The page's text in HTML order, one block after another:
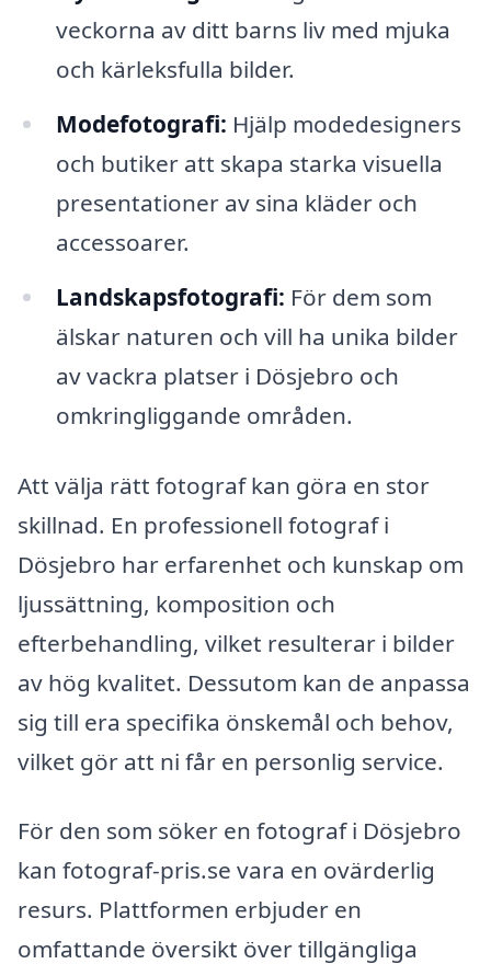
veckorna av ditt barns liv med mjuka
och kärleksfulla bilder.
Modefotografi: Hjälp modedesigners
och butiker att skapa starka visuella
presentationer av sina kläder och
accessoarer.
Landskapsfotografi: För dem som
älskar naturen och vill ha unika bilder
av vackra platser i Dösjebro och
omkringliggande områden.
Att välja rätt fotograf kan göra en stor
skillnad. En professionell fotograf i
Dösjebro har erfarenhet och kunskap om
ljussättning, komposition och
efterbehandling, vilket resulterar i bilder
av hög kvalitet. Dessutom kan de anpassa
sig till era specifika önskemål och behov,
vilket gör att ni får en personlig service.
För den som söker en fotograf i Dösjebro
kan fotograf-pris.se vara en ovärderlig
resurs. Plattformen erbjuder en
omfattande översikt över tillgängliga